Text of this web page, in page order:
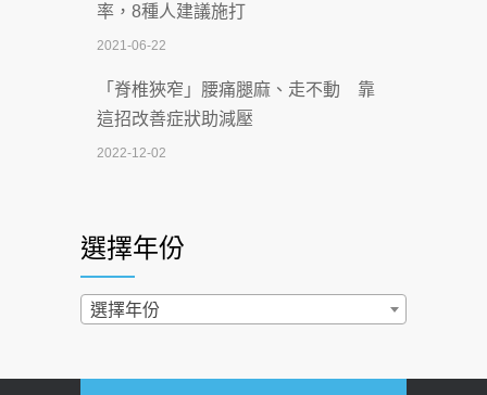
2026-07-02
2026-07-02
4連霸議員黃秋澤癌逝！食道癌為何奪命
西園醫院55周年 7／10捐血公益活動 邀
民眾熱血響應
2026-06-30
率，8種人建議施打
2021-06-22
「脊椎狹窄」腰痛腿麻、走不動 靠
這招改善症狀助減壓
2022-12-02
2022-02-17
過量維生素D和鈣恐罹癌? 醫師釋
選擇年份
選擇年份